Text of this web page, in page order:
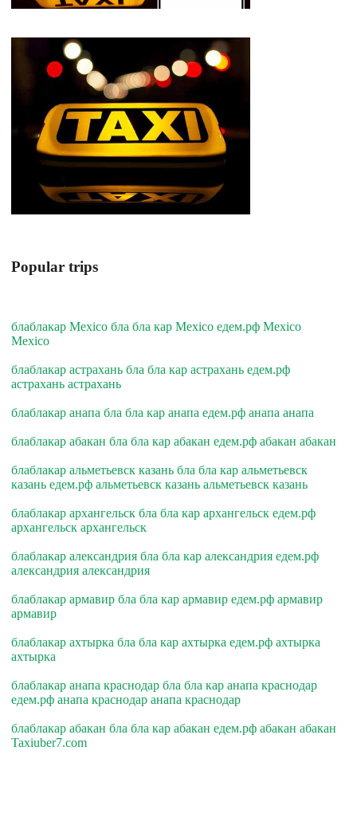
Popular trips
блаблакар Mexico бла бла кар Mexico едем.рф Mexico
Mexico
блаблакар астрахань бла бла кар астрахань едем.рф
астрахань астрахань
блаблакар анапа бла бла кар анапа едем.рф анапа анапа
блаблакар абакан бла бла кар абакан едем.рф абакан абакан
блаблакар альметьевск казань бла бла кар альметьевск
казань едем.рф альметьевск казань альметьевск казань
блаблакар архангельск бла бла кар архангельск едем.рф
архангельск архангельск
блаблакар александрия бла бла кар александрия едем.рф
александрия александрия
блаблакар армавир бла бла кар армавир едем.рф армавир
армавир
блаблакар ахтырка бла бла кар ахтырка едем.рф ахтырка
ахтырка
блаблакар анапа краснодар бла бла кар анапа краснодар
едем.рф анапа краснодар анапа краснодар
блаблакар абакан бла бла кар абакан едем.рф абакан абакан
Taxiuber7.com